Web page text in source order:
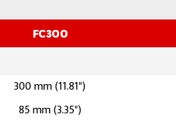
FC300
300 mm (11.81")
85 mm (3.35")